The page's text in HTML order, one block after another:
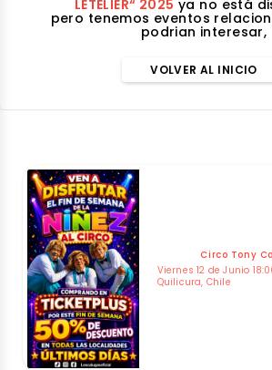
LETELIER“ 2025 ya no está
pero tenemos eventos
podrian interesar,
VOLVER AL INICIO
Circo Tony
Viernes 12 de Junio
Quilicura, Chile